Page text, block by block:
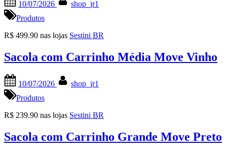
on
10/07/2026
shop_jr1
Produtos
R$ 499.90 nas lojas Sestini BR
Sacola com Carrinho Média Move Vinho
on
10/07/2026
shop_jr1
Produtos
R$ 239.90 nas lojas Sestini BR
Sacola com Carrinho Grande Move Preto